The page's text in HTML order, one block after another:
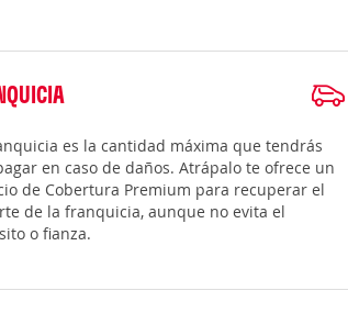
es la cantidad máxima que tendrás
en caso de daños. Atrápalo te ofrece un
de Cobertura Premium para recuperar el
de la franquicia, aunque no evita el
o fianza.